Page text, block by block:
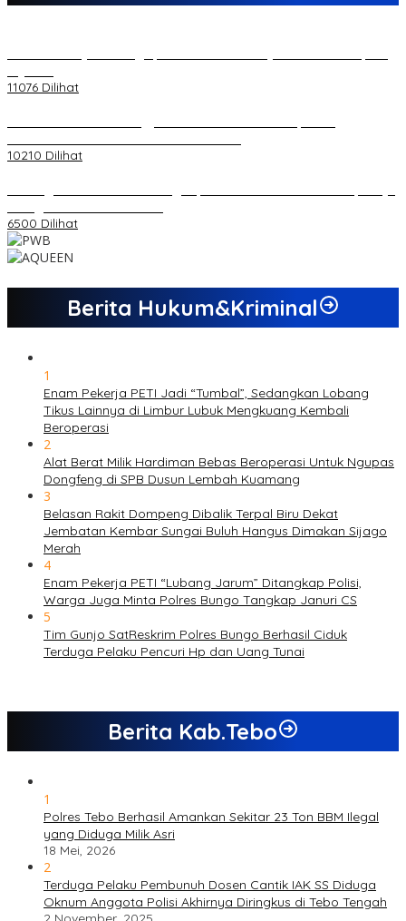
11076 Dilihat
10210 Dilihat
6500 Dilihat
Berita Hukum&Kriminal
1
Enam Pekerja PETI Jadi “Tumbal”, Sedangkan Lobang
Tikus Lainnya di Limbur Lubuk Mengkuang Kembali
Beroperasi
2
Alat Berat Milik Hardiman Bebas Beroperasi Untuk Ngupas
Dongfeng di SPB Dusun Lembah Kuamang
3
Belasan Rakit Dompeng Dibalik Terpal Biru Dekat
Jembatan Kembar Sungai Buluh Hangus Dimakan Sijago
Merah
4
Enam Pekerja PETI “Lubang Jarum” Ditangkap Polisi,
Warga Juga Minta Polres Bungo Tangkap Januri CS
5
Tim Gunjo SatReskrim Polres Bungo Berhasil Ciduk
Terduga Pelaku Pencuri Hp dan Uang Tunai
Berita Kab.Tebo
1
Polres Tebo Berhasil Amankan Sekitar 23 Ton BBM Ilegal
yang Diduga Milik Asri
18 Mei, 2026
2
Terduga Pelaku Pembunuh Dosen Cantik IAK SS Diduga
Oknum Anggota Polisi Akhirnya Diringkus di Tebo Tengah